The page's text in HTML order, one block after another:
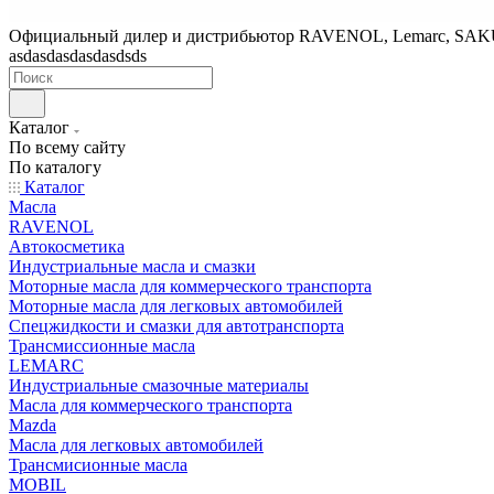
Официальный дилер и дистрибьютор RAVENOL, Lemarc,
asdasdasdasdasdsds
Каталог
По всему сайту
По каталогу
Каталог
Масла
RAVENOL
Автокосметика
Индустриальные масла и смазки
Моторные масла для коммерческого транспорта
Моторные масла для легковых автомобилей
Спецжидкости и смазки для автотранспорта
Трансмиссионные масла
LEMARC
Индустриальные смазочные материалы
Масла для коммерческого транспорта
Mazda
Масла для легковых автомобилей
Трансмисионные масла
MOBIL